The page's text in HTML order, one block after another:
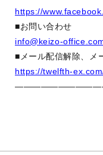
https://
■お問い合わせ
info@keizo-
■メール配信解除、メ
https://twelfth-